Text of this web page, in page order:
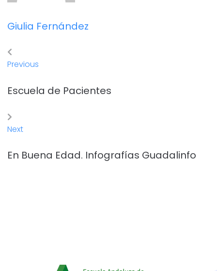
Giulia Fernández
Previous
Escuela de Pacientes
Next
En Buena Edad. Infografías Guadalinfo